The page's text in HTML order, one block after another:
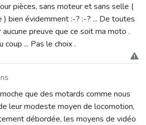
pièces, sans moteur et sans selle (
) bien évidemment :-? :-? ... De toutes
aucune preuve que ce soit ma moto .
coup ... Pas le choix .
que des motards comme nous
leur modeste moyen de locomotion,
débordée, les moyens de vidéo